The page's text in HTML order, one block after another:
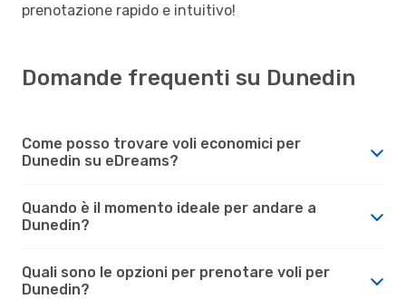
prenotazione rapido e intuitivo!
Domande frequenti su Dunedin
Come posso trovare voli economici per
Dunedin su eDreams?
Quando è il momento ideale per andare a
Dunedin?
Quali sono le opzioni per prenotare voli per
Dunedin?